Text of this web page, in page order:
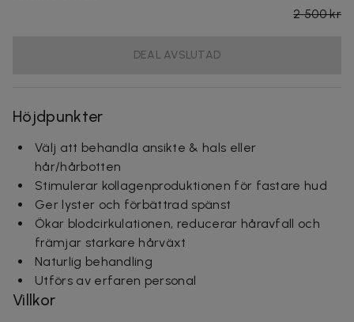
2 500 kr
DEAL AVSLUTAD
Höjdpunkter
Välj att behandla ansikte & hals eller
hår/hårbotten
Stimulerar kollagenproduktionen för fastare hud
Ger lyster och förbättrad spänst
Ökar blodcirkulationen, reducerar håravfall och
främjar starkare hårväxt
Naturlig behandling
Utförs av erfaren personal
Villkor